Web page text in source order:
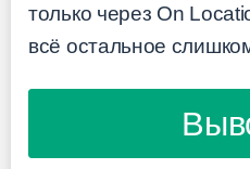
только через On
всё остальное